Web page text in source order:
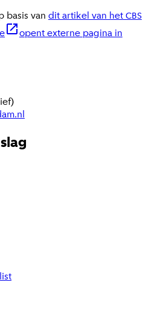
basis van dit artikel van het CBS
opent externe pagina in